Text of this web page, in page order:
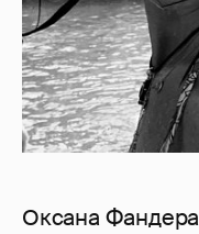
Оксана Фандера